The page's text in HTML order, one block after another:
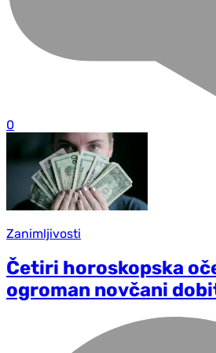
0
Zanimljivosti
Četiri horoskopska
ogroman novčani